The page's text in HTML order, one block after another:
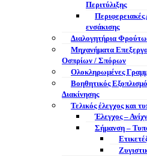
Περιτύλιξης
Περιφερειακές
ενσάκισης
Διαλογητήρια
Μηχανήματα
Οσπρίων / Σπόρων
Ολοκληρωμένες
Βοηθητικός
Διακίνησης
Τελικός έλεγχος και
Έλεγχος –
Σήμανση –